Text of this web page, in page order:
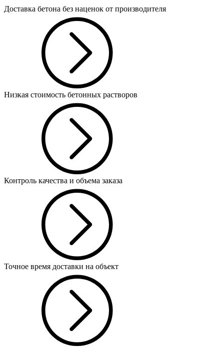
Доставка бетона без наценок от производителя
Низкая стоимость бетонных растворов
Контроль качества и объема заказа
Точное время доставки на объект